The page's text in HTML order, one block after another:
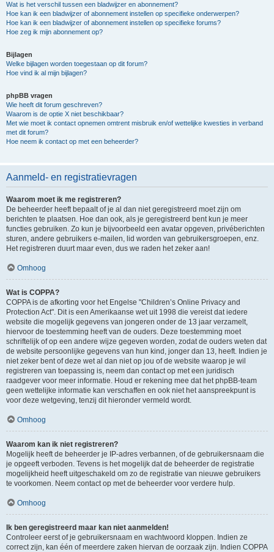
Wat is het verschil tussen een bladwijzer en abonnement?
Hoe kan ik een bladwijzer of abonnement instellen op specifieke onderwerpen?
Hoe kan ik een bladwijzer of abonnement instellen op specifieke forums?
Hoe zeg ik mijn abonnement op?
Bijlagen
Welke bijlagen worden toegestaan op dit forum?
Hoe vind ik al mijn bijlagen?
phpBB vragen
Wie heeft dit forum geschreven?
Waarom is de optie X niet beschikbaar?
Met wie moet ik contact opnemen omtrent misbruik en/of wettelijke kwesties in verband
met dit forum?
Hoe neem ik contact op met een beheerder?
Aanmeld- en registratievragen
Waarom moet ik me registreren?
De beheerder heeft bepaalt of je al dan niet geregistreerd moet zijn om
berichten te plaatsen. Hoe dan ook, als je geregistreerd bent kun je meer
functies gebruiken. Zo kun je bijvoorbeeld een avatar opgeven, privéberichten
sturen, andere gebruikers e-mailen, lid worden van gebruikersgroepen, enz.
Het registreren duurt maar even, dus we raden het zeker aan!
Omhoog
Wat is COPPA?
COPPA is de afkorting voor het Engelse "Children’s Online Privacy and
Protection Act". Dit is een Amerikaanse wet uit 1998 die vereist dat iedere
website die mogelijk gegevens van jongeren onder de 13 jaar verzamelt,
hiervoor de toestemming heeft van de ouders. Deze toestemming moet
schriftelijk of op een andere wijze gegeven worden, zodat de ouders weten dat
de website persoonlijke gegevens van hun kind, jonger dan 13, heeft. Indien je
niet zeker bent of deze wet al dan niet op jou of de website waarop je wil
registreren van toepassing is, neem dan contact op met een juridisch
raadgever voor meer informatie. Houd er rekening mee dat het phpBB-team
geen wettelijke informatie kan verschaffen en ook niet het aanspreekpunt is
voor deze wetgeving, tenzij dit hieronder vermeld wordt.
Omhoog
Waarom kan ik niet registreren?
Mogelijk heeft de beheerder je IP-adres verbannen, of de gebruikersnaam die
je opgeeft verboden. Tevens is het mogelijk dat de beheerder de registratie
mogelijkheid heeft uitgeschakeld om zo de registratie van nieuwe gebruikers
te voorkomen. Neem contact op met de beheerder voor verdere hulp.
Omhoog
Ik ben geregistreerd maar kan niet aanmelden!
Controleer eerst of je gebruikersnaam en wachtwoord kloppen. Indien ze
correct zijn, kan één of meerdere zaken hiervan de oorzaak zijn. Indien COPPA